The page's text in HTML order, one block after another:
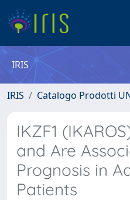
IRIS
IRIS Catalogo Prodotti
IKZF1
and Are
Prognosis in
Patients